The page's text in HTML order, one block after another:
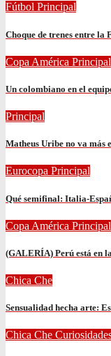
Fútbol Principal
Choque de trenes entre la
Copa América Principal
Un colombiano en el
Principal
Matheus Uribe no va más
Eurocopa Principal
Qué semifinal: Italia-
Copa América Principal
(GALERÍA) Perú está en
Chica Che
Sensualidad hecha arte:
Chica Che